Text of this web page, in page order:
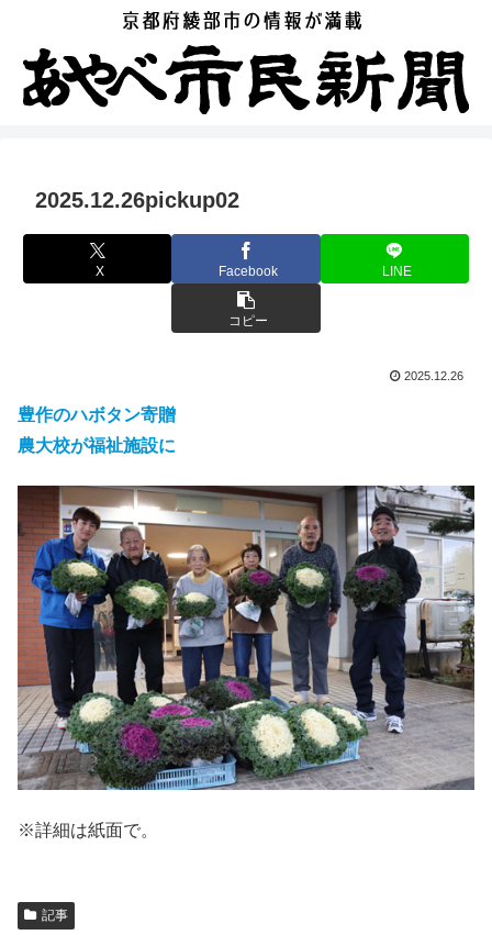
2025.12.26pickup02
X Facebook LINE
コピー
2025.12.26
豊作のハボタン寄贈
農大校が福祉施設に
※詳細は紙面で。
記事